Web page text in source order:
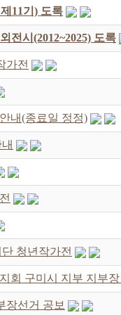
11기) 도록
전시(2012~2025) 도록
가전
내(종료일 정정)
청년작가전
회 구미시 지부 지부
장선거 공보